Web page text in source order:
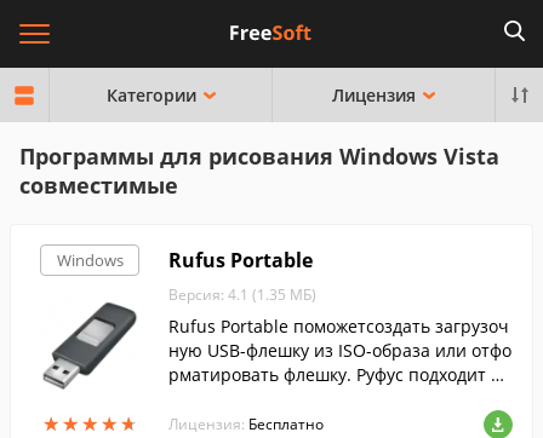
Категории Лицензия
Программы для рисования Windows Vista
совместимые
Windows
★★★★★
★★★★★
Rufus Portable
Версия: 4.1 (1.35 МБ)
Rufus Portable поможетсоздать загрузоч
ную USB-флешку из ISO-образа или отфо
рматировать флешку. Руфус подходит дл
ает русский язык.
Лицензия: Бесплатно